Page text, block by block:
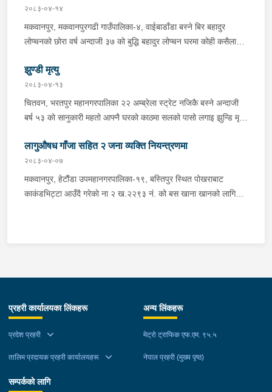
२०८३-०४-१४
मकवानपुर, मकवानपुरगढी गाउँपालिका-४, वाईबाडाँडा बस्ने बिर बहादुर
लोप्चनको छोरा वर्ष अन्दाजी ३७ को बुद्धि बहादुर लोप्चन घरमा कोही कसैलाई
मिति २०८३।०४।१४ गते सोहि स्थित कुसुमटार खोल्सामा घोप्टो परी मृत
अवस्थामा फेला परेको । यस घटना सम्बन्धमा थप अनुसन्धान कार्य भईरहेको
छ ।
झुण्डी मृत्यु
२०८३-०४-१३
चितवन, भरतपुर महानगरपालिका २२ अम्ब्रेला स्ट्रेट नजिकै बस्ने अन्दाजी
बर्ष ५३ को सानुकारी महतो आफ्नै घरको काठमा सलको पासो लगाइ झुन्डि मृत्यु
सहित थप अनुसन्धान कार्य भइरहेको ।
लागुऔषध गाँजा सहित २ जना व्यक्ति नियन्त्रणमा
२०८३-०४-०७
मकवानपुर, हेटौंडा उपमहानगरपालिका-१९, बस्तिपुर स्थित पोखराबाट
काकंडभिट्टा आउँदै गरेको ना २ ख.२२९३ नं. को बस खाना खानको लागि
लागुऔषध गाँजा २६ किलोग्राम २० ग्राम फेला परेको । लागुऔषध सहित
समिर मोक्तान र सोहि हेटौंडा उपमहानगरपालिका-१९, बस्तिपुर बस्ने वर्ष
भईरहेको छ ।
प्रहरी कार्यालयका लिंकहरू
प्रदेश प्रहरी
तालिम प्रदायक प्रहरी कार्यालयहरू
अन्य लिंकहरू
मेट्रो ट्राफिक एफ.एम. ९५.५
नेपाल प्रहरी (मुख्य पृष्ठ)
सम्पर्कको लागि